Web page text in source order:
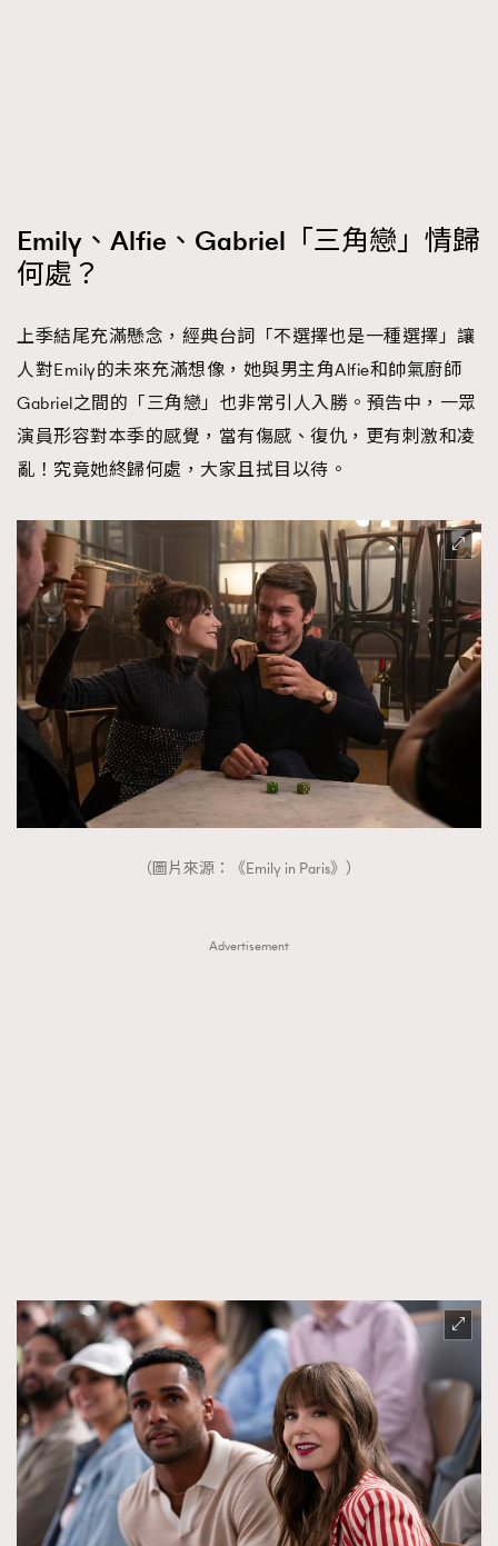
Emily、Alfie、Gabriel「三角戀」情歸
何處？
上季結尾充滿懸念，經典台詞「不選擇也是一種選擇」讓
人對Emily的未來充滿想像，她與男主角Alfie和帥氣廚師
Gabriel之間的「三角戀」也非常引人入勝。預告中，一眾
演員形容對本季的感覺，當有傷感、復仇，更有刺激和凌
亂！究竟她終歸何處，大家且拭目以待。
（圖片來源：《Emily in Paris》）
Advertisement